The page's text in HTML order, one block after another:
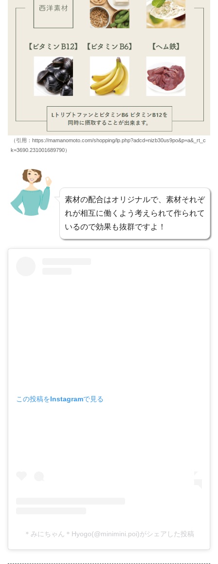
（引用：https://mamanomoto.com/shopping/lp.php?adcd=nizb30us9po&p=a&_rt_c
k=3690.231001689790）
素材の配合はオリジナルで、素材それぞ
れが相互に働くよう考えられて作られて
いるので効果も抜群ですよ！
この投稿をInstagramで見る
＊みにちゃん＊Hyogo(@minimini.poi)がシェアした投稿